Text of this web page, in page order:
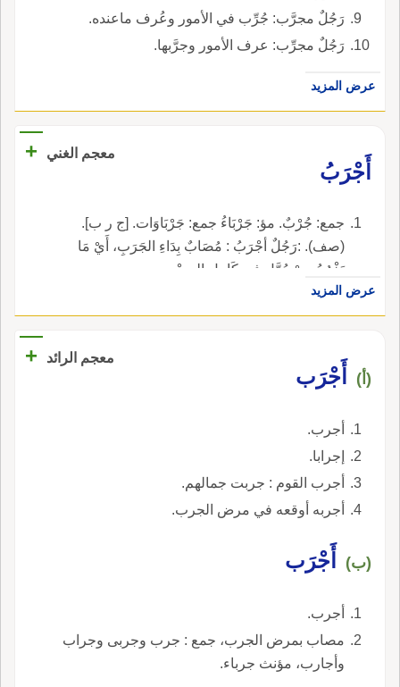
رَجُلٌ مجرَّب: جُرِّب في الأمور وعُرف ماعنده.
رَجُلٌ مجرِّب: عرف الأمور وجرَّبها.
عرض المزيد
معجم الغني
+
أَجْرَبُ
جمع: جُرْبٌ. مؤ: جَرْبَاءُ جمع: جَرْبَاوَات. [ج ر ب].
(صف). :رَجُلٌ أجْرَبُ : مُصَابٌ بِدَاءِ الجَرَبِ، أَيْ مَا
يَخْرُجُ مِنْ دُمَّل فِي كَامِلِ الجِسْمِ.
عرض المزيد
معجم الرائد +
(أ) أَجْرَب
أجرب.
إجرابا.
أجرب القوم : جربت جمالهم.
أجربه أوقعه في مرض الجرب.
(ب) أَجْرَب
أجرب.
مصاب بمرض الجرب، جمع : جرب وجربى وجراب
وأجارب، مؤنث جرباء.